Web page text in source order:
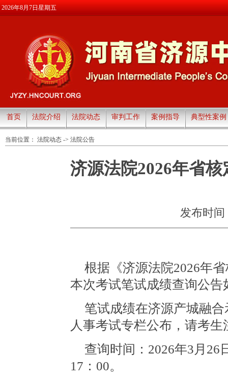
2026年8月7日星期五
首页 法院介绍 法院动态 审判工作 案例指导 典型性案例
当前位置： 法院动态 -> 法院公告
济源法院2026年省
发布时间
根据《济源法院2026年
本次考试笔试成绩查询公告
笔试成绩在济源产城融
人事考试专栏公布，请考生
查询时间： 2026年3月
17：00。